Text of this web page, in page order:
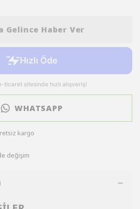
Gelince Haber Ver
WHATSAPP
kargo
değişim